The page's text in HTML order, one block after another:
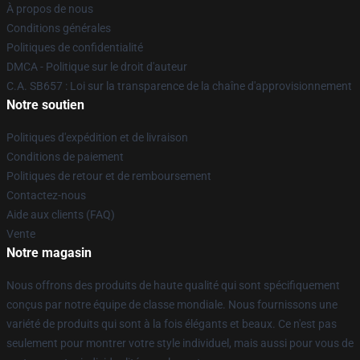
À propos de nous
Conditions générales
Politiques de confidentialité
DMCA - Politique sur le droit d'auteur
C.A. SB657 : Loi sur la transparence de la chaîne d'approvisionnement
Notre soutien
Politiques d'expédition et de livraison
Conditions de paiement
Politiques de retour et de remboursement
Contactez-nous
Aide aux clients (FAQ)
Vente
Notre magasin
Nous offrons des produits de haute qualité qui sont spécifiquement
conçus par notre équipe de classe mondiale. Nous fournissons une
variété de produits qui sont à la fois élégants et beaux. Ce n'est pas
seulement pour montrer votre style individuel, mais aussi pour vous de